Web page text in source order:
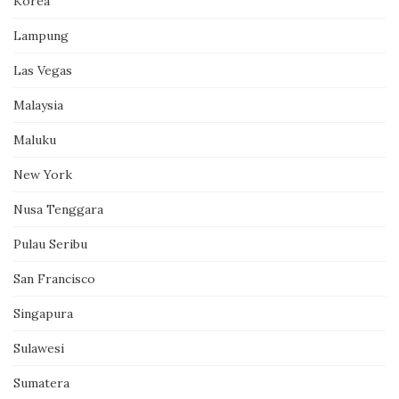
Lampung
Las Vegas
Malaysia
Maluku
New York
Nusa Tenggara
Pulau Seribu
San Francisco
Singapura
Sulawesi
Sumatera